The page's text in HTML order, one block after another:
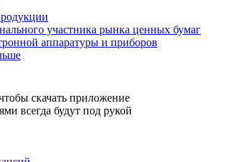
участника рынка ценных бумаг
аппаратуры и приборов
скачать приложение
всегда будут под рукой